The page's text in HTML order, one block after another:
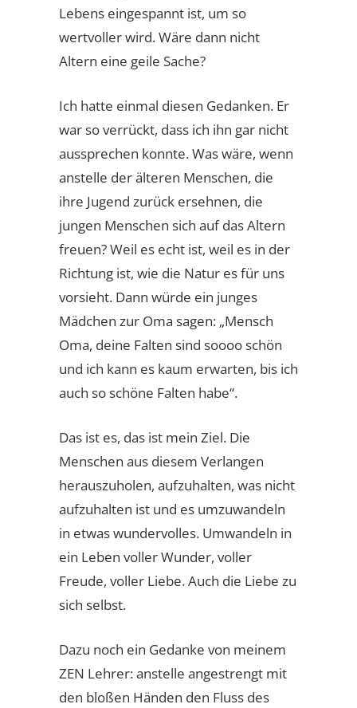
Lebens eingespannt ist, um so
wertvoller wird. Wäre dann nicht
Altern eine geile Sache?
Ich hatte einmal diesen Gedanken. Er
war so verrückt, dass ich ihn gar nicht
aussprechen konnte. Was wäre, wenn
anstelle der älteren Menschen, die
ihre Jugend zurück ersehnen, die
jungen Menschen sich auf das Altern
freuen? Weil es echt ist, weil es in der
Richtung ist, wie die Natur es für uns
vorsieht. Dann würde ein junges
Mädchen zur Oma sagen: „Mensch
Oma, deine Falten sind soooo schön
und ich kann es kaum erwarten, bis ich
auch so schöne Falten habe“.
Das ist es, das ist mein Ziel. Die
Menschen aus diesem Verlangen
herauszuholen, aufzuhalten, was nicht
aufzuhalten ist und es umzuwandeln
in etwas wundervolles. Umwandeln in
ein Leben voller Wunder, voller
Freude, voller Liebe. Auch die Liebe zu
sich selbst.
Dazu noch ein Gedanke von meinem
ZEN Lehrer: anstelle angestrengt mit
den bloßen Händen den Fluss des